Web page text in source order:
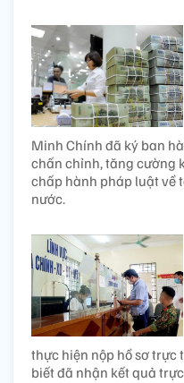
Minh Chính đã ký ban
chấn chỉnh, tăng cường
chấp hành pháp luật về
nước.
thực hiện nộp hồ sơ trực
biết đã nhận kết quả